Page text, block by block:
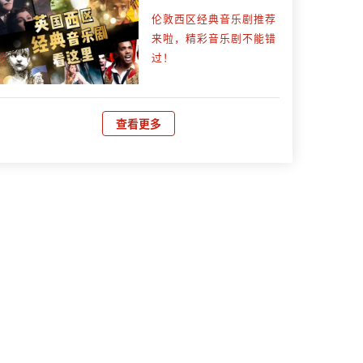
伦敦西区经典音乐剧推荐
来啦，精彩音乐剧不能错
过！
查看更多